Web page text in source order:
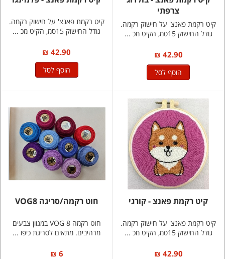
צרפתי
קיט רקמת פאנצ' על חישוק רקמה.
גודל החישוק 15סמ, הקיט מכ ...
42.90 ₪
הוסף לסל
קיט רקמת פאנצ' על חישוק רקמה.
גודל החישוק 15סמ, הקיט מכ ...
42.90 ₪
הוסף לסל
קיט רקמת פאנצ - קורגי
קיט רקמת פאנצ' על חישוק רקמה.
גודל החישוק 15סמ, הקיט מכ ...
42.90 ₪
חוט רקמה/סריגה VOG8
חוט רקמה VOG 8 במגוון צבעים
מרהיבים. מתאים לסריגת כיפו ...
6 ₪